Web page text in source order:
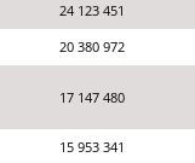
24 123 451
20 380 972
17 147 480
15 953 341